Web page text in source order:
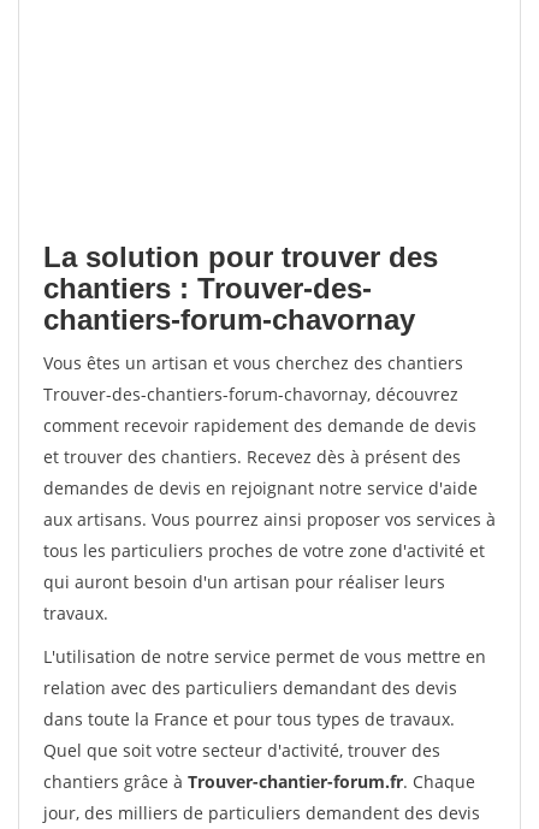
La solution pour trouver des
chantiers : Trouver-des-
chantiers-forum-chavornay
Vous êtes un artisan et vous cherchez des chantiers
Trouver-des-chantiers-forum-chavornay, découvrez
comment recevoir rapidement des demande de devis
et trouver des chantiers. Recevez dès à présent des
demandes de devis en rejoignant notre service d'aide
aux artisans. Vous pourrez ainsi proposer vos services à
tous les particuliers proches de votre zone d'activité et
qui auront besoin d'un artisan pour réaliser leurs
travaux.
L'utilisation de notre service permet de vous mettre en
relation avec des particuliers demandant des devis
dans toute la France et pour tous types de travaux.
Quel que soit votre secteur d'activité, trouver des
chantiers grâce à Trouver-chantier-forum.fr. Chaque
jour, des milliers de particuliers demandent des devis